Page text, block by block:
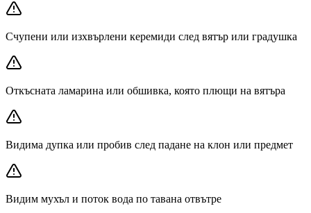
Счупени или изхвърлени керемиди след вятър или градушка
Откъсната ламарина или обшивка, която плющи на вятъра
Видима дупка или пробив след падане на клон или предмет
Видим мухъл и поток вода по тавана отвътре